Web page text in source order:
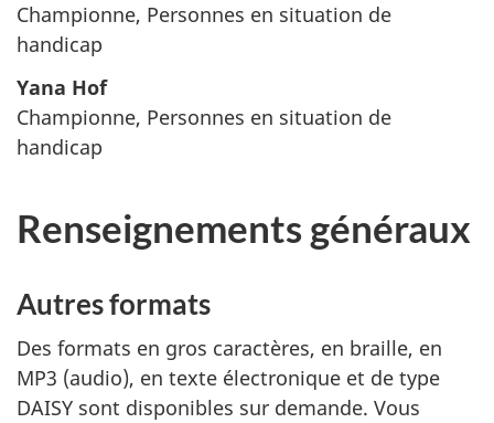
Championne, Personnes en situation de
handicap
Yana Hof
Championne, Personnes en situation de
handicap
Renseignements généraux
Autres formats
Des formats en gros caractères, en braille, en
MP3 (audio), en texte électronique et de type
DAISY sont disponibles sur demande. Vous